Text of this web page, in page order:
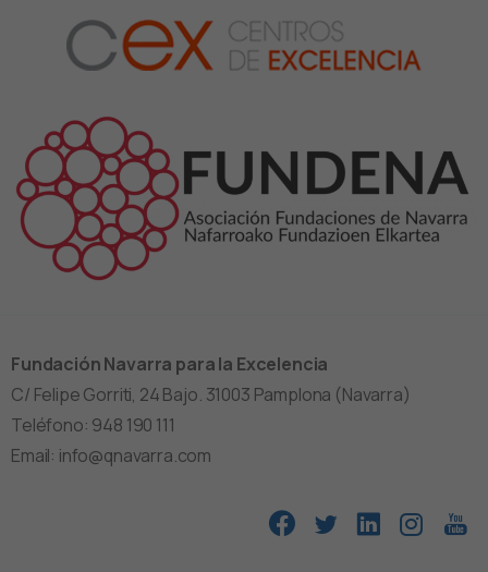
Fundación Navarra para la Excelencia
C/ Felipe Gorriti, 24 Bajo. 31003 Pamplona (Navarra)
Teléfono: 948 190 111
Email: info@qnavarra.com